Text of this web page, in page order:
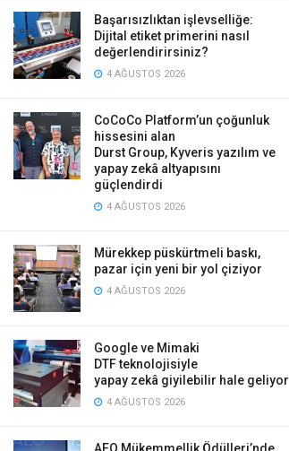
Başarısızlıktan işlevselliğe:
Dijital etiket primerini nasıl
değerlendirirsiniz?
4 AĞUSTOS 2026
CoCoCo Platform’un çoğunluk
hissesini alan
Durst Group, Kyveris yazılım ve
yapay zekâ altyapısını
güçlendirdi
4 AĞUSTOS 2026
Mürekkep püskürtmeli baskı,
pazar için yeni bir yol çiziyor
4 AĞUSTOS 2026
Google ve Mimaki
DTF teknolojisiyle
yapay zekâ giyilebilir hale geliyor
4 AĞUSTOS 2026